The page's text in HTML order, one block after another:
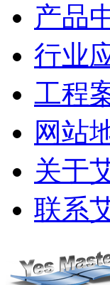
产品
行业
工程
网站
关于
联系